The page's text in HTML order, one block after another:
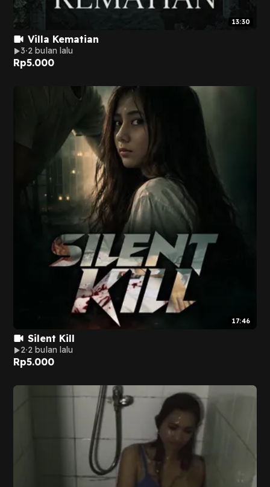
13:30
Villa Kematian
3 2 bulan lalu
Rp5.000
17:46
Silent Kill
2 2 bulan lalu
Rp5.000